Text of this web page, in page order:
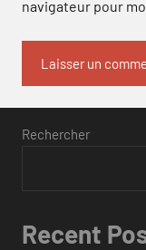
navigateur pour
Rechercher
Recent